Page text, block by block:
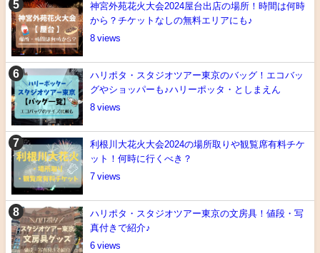
神宮外苑花火大会2024屋台出店の場所！時間は何時
から？チケットなしの無料エリアにも♪
8
ハリポタ・スタジオツアー東京のバッグ！エコバッ
グやショッパーも♪ハリーポッタ・としまえん
8
利根川大花火大会2024の場所取りや観覧席有料チケ
ット！何時に行くべき？
7
ハリポタ・スタジオツアー東京の文房具！値段・写
真付きで紹介♪
6